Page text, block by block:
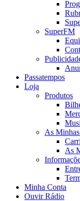
SuperFM
Passatempos
Loja
Produtos
As
As
Minha Conta
Ouvir Rádio